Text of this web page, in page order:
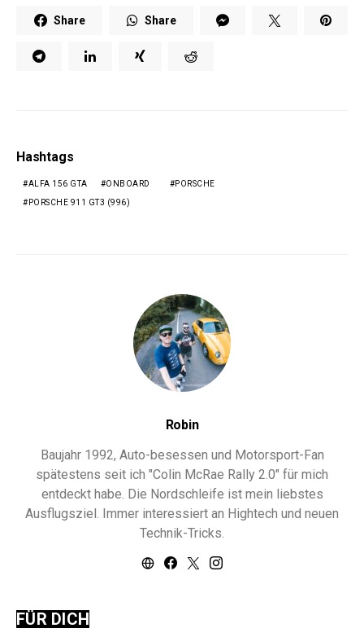
Share Share
Hashtags
ALFA 156 GTA ONBOARD PORSCHE
PORSCHE 911 GT3 (996)
Robin
Baujahr 1992, Auto-besessen und Motorsport-Fan
spätestens seit ich "Colin McRae Rally 2.0" für mich
entdeckt habe. Die Nordschleife ist mein liebstes
Ausflugsziel. Immer interessiert an Hightech und neuen
Technik-Tricks.
FÜR DICH